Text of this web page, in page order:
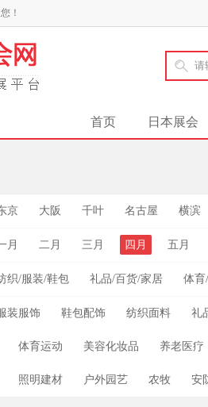
！
首页 日本展会
京 大阪 千叶 名古屋 横滨
月 二月 三月 四月 五月
织/服装/鞋包 礼品/百货/家居 体育
装服饰 鞋包配饰 纺织面料 礼
体育运动 美容化妆品 养老医疗
照明建材 户外园艺 农牧 安